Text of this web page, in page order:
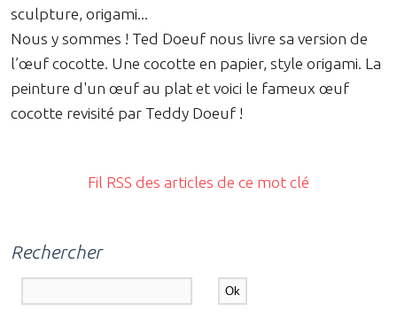
sculpture, origami...
Nous y sommes ! Ted Doeuf nous livre sa version de
l’œuf cocotte. Une cocotte en papier, style origami. La
peinture d'un œuf au plat et voici le fameux œuf
cocotte revisité par Teddy Doeuf !
Fil RSS des articles de ce mot clé
Rechercher